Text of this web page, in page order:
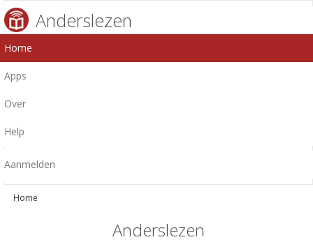
Anderslezen
Home
Apps
Over
Help
Aanmelden
Home
Anderslezen